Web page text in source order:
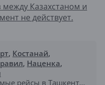
Казахстаном и
не действует.
, Костанай,
, Наценка,
рейсы в Ташкент...